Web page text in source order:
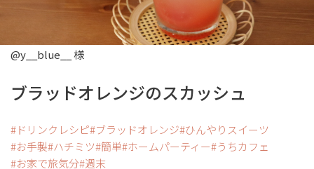
@y__blue__ 様
ブラッドオレンジのスカッシュ
ドリンクレシピ ブラッドオレンジ ひんやりスイーツ
お手製 ハチミツ 簡単 ホームパーティー うちカフェ
お家で旅気分 週末